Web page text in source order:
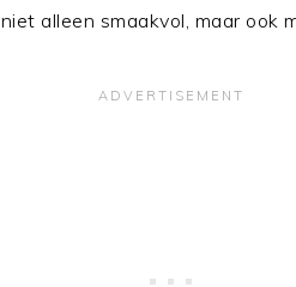
alleen smaakvol, maar ook